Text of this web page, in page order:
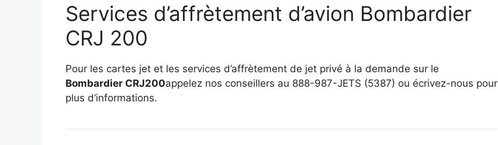
Services d’affrètement d’avion Bombardier
CRJ 200
Pour les cartes jet et les services d’affrètement de jet privé à la demande sur le
Bombardier CRJ200appelez nos conseillers au 888-987-JETS (5387) ou écrivez-nous pour
plus d’informations.